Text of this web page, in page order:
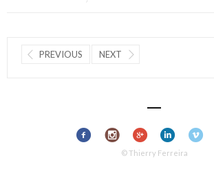
PREVIOUS NEXT
© Thierry Ferreira